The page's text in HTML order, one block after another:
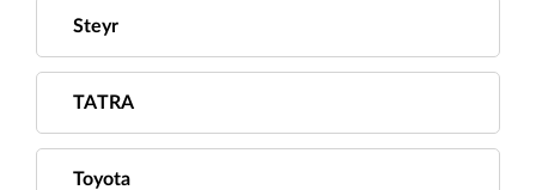
Steyr
TATRA
Toyota